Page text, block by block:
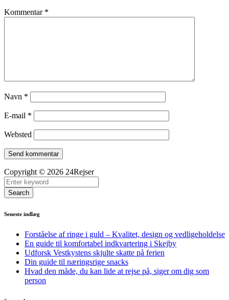
Kommentar *
Navn *
E-mail *
Websted
Copyright © 2026 24Rejser
Search
Seneste indlæg
Forståelse af ringe i guld – Kvalitet, design og vedligeholdelse
En guide til komfortabel indkvartering i Skejby
Udforsk Vestkystens skjulte skatte på ferien
Din guide til næringsrige snacks
Hvad den måde, du kan lide at rejse på, siger om dig som
person